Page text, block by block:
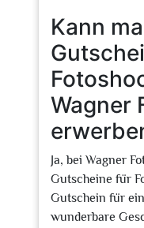
Kann
Wagner
Ja, bei Wagner
Gutscheine für
Gutschein für
wunderbare